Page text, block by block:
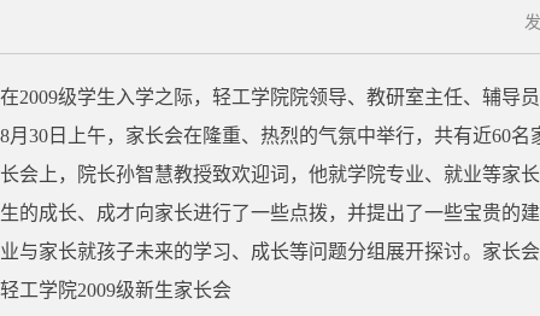
在2009级学生入学之际，轻工学院院领导、教研室主任、辅导
8月30日上午，家长会在隆重、热烈的气氛中举行，共有近60
长会上，院长孙智慧教授致欢迎词，他就学院专业、就业等家
生的成长、成才向家长进行了一些点拨，并提出了一些宝贵的
业与家长就孩子未来的学习、成长等问题分组展开探讨。家长
轻工学院2009级新生家长会